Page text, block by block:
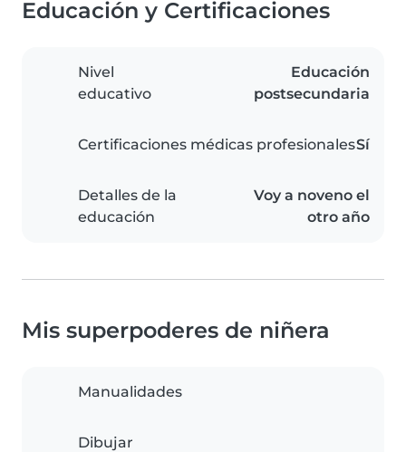
Educación y Certificaciones
Nivel
educativo
Educación
postsecundaria
Certificaciones médicas profesionalesSí
Detalles de la
educación
Voy a noveno el
otro año
Mis superpoderes de niñera
Manualidades
Dibujar